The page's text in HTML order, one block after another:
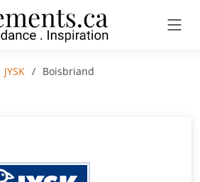
JYSK Boisbriand